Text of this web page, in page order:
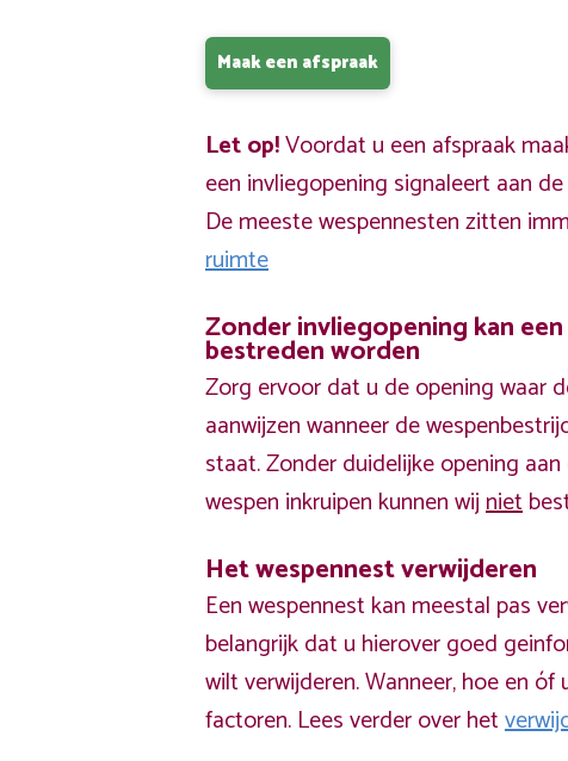
Maak een afspraak
Let op!Voordat u een afspraak
een invliegopening signaleert aan de
De meeste wespennesten zitten
ruimte
Zonder invliegopening kan
bestreden worden
Zorg ervoor dat u de opening waar
aanwijzen wanneer de
staat. Zonder duidelijke opening
wespen inkruipen kunnen wijniet
Het wespennest verwijderen
Een wespennest kan meestal pas
belangrijk dat u hierover goed
wilt verwijderen. Wanneer, hoe en
factoren. Lees verder over het